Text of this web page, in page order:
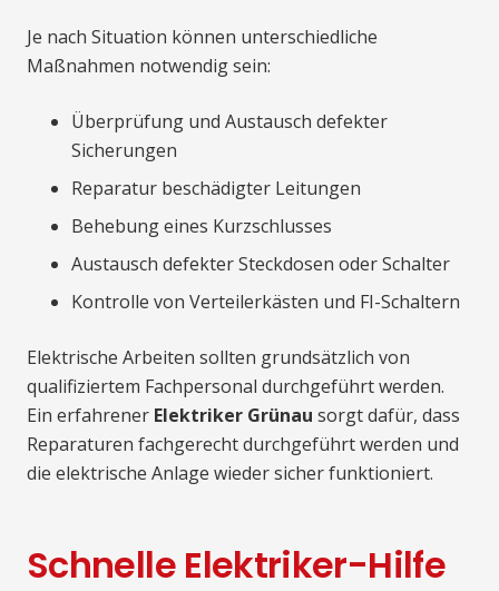
Je nach Situation können unterschiedliche
Maßnahmen notwendig sein:
Überprüfung und Austausch defekter
Sicherungen
Reparatur beschädigter Leitungen
Behebung eines Kurzschlusses
Austausch defekter Steckdosen oder Schalter
Kontrolle von Verteilerkästen und FI-Schaltern
Elektrische Arbeiten sollten grundsätzlich von
qualifiziertem Fachpersonal durchgeführt werden.
Ein erfahrener Elektriker Grünau sorgt dafür, dass
Reparaturen fachgerecht durchgeführt werden und
die elektrische Anlage wieder sicher funktioniert.
Schnelle Elektriker-Hilfe